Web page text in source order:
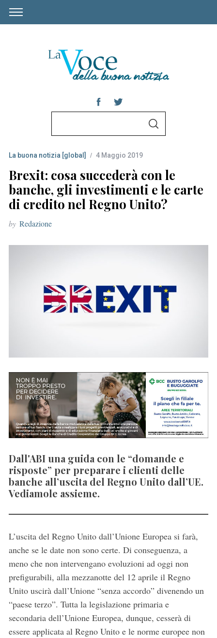
r
c
f
o
r
S
La buona notizia [global] 4 Maggio 2019
Brexit: cosa succederà con le
banche, gli investimenti e le carte
di credito nel Regno Unito?
by Redazione
Dall'ABI una guida con le “domande e
risposte” per preparare i clienti delle
banche all’uscita del Regno Unito dall’UE.
Vediamole assieme.
L’uscita del Regno Unito dall’Unione Europea si farà,
anche se le date non sono certe. Di conseguenza, a
meno che non intervengano evoluzioni ad oggi non
prefigurabili, alla mezzanotte del 12 aprile il Regno
Unito uscirà dall’Unione “senza accordo” divenendo un
“paese terzo”. Tutta la legislazione primaria e
secondaria dell’Unione Europea, dunque, cesserà di
essere applicata al Regno Unito e le norme europee non